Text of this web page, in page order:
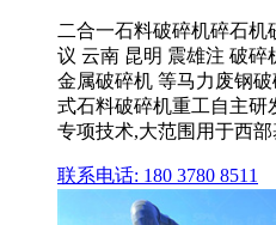
二合一石料破碎机碎石
议 云南 昆明 震雄注 破碎
金属破碎机 等马力废钢
式石料破碎机重工自主研
专项技术,大范围用于西部
联系电话: 180 3780 8511